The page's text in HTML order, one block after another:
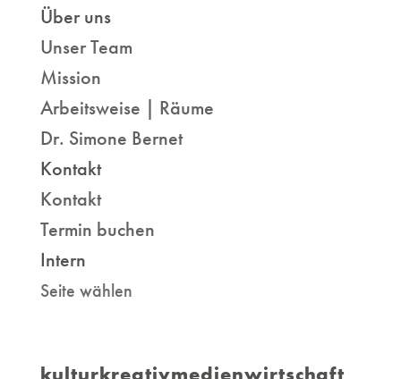
Über uns
Unser Team
Mission
Arbeitsweise | Räume
Dr. Simone Bernet
Kontakt
Kontakt
Termin buchen
Intern
Seite wählen